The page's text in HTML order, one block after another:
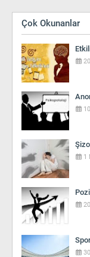
Çok Okunanlar
1